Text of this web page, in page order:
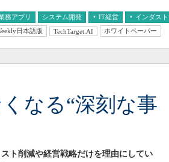
務アプリ システム開発 IT経営 インダス
医療IT
日本語版 TechTarget.AI ホワイトペーパー
くなる“深刻な事
ト削減や経営戦略だけを理由にしてい